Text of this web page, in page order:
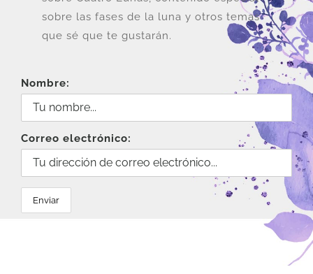
sobre las fases de la luna y otros temas
que sé que te gustarán.
Nombre:
Correo electrónico: